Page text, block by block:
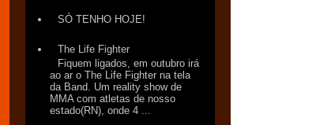
SÓ TENHO HOJE!
The Life Fighter
Fiquem ligados, em outubro irá
ao ar o The Life Fighter na tela
da Band. Um reality show de
MMA com atletas de nosso
estado(RN), onde 4 ...